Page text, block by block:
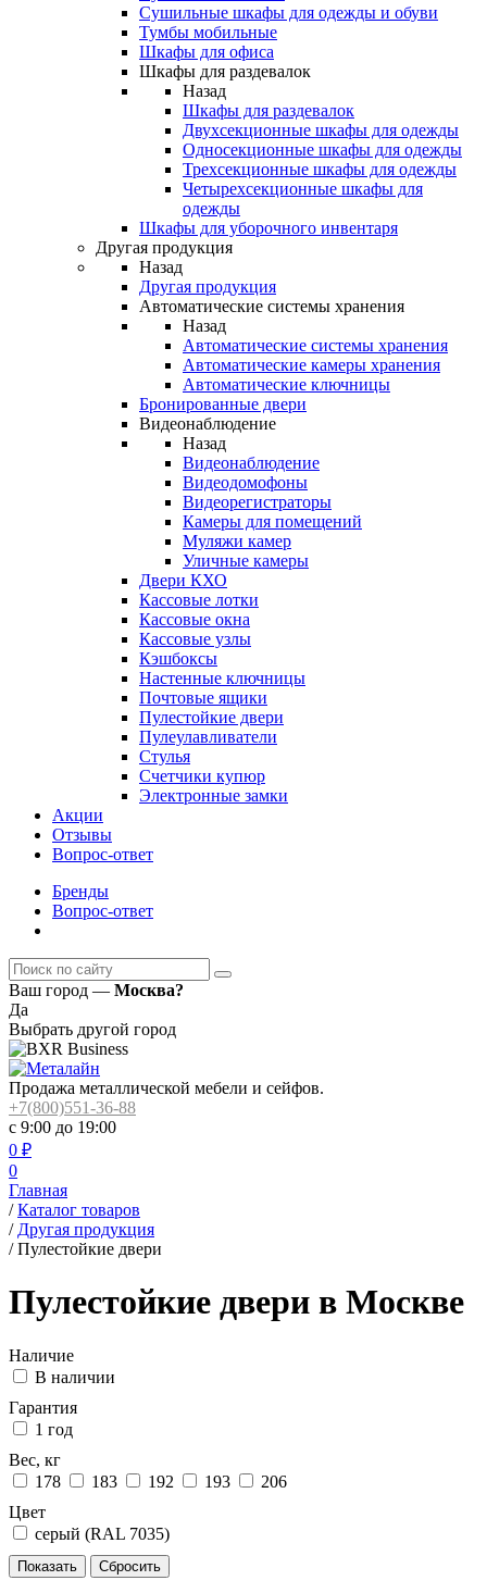
Сушильные шкафы для одежды и обуви
Тумбы мобильные
Шкафы для офиса
Шкафы для раздевалок
Назад
Шкафы для раздевалок
Двухсекционные шкафы для одежды
Односекционные шкафы для одежды
Трехсекционные шкафы для одежды
Четырехсекционные шкафы для
одежды
Шкафы для уборочного инвентаря
Другая продукция
Назад
Другая продукция
Автоматические системы хранения
Назад
Автоматические системы хранения
Автоматические камеры хранения
Автоматические ключницы
Бронированные двери
Видеонаблюдение
Назад
Видеонаблюдение
Видеодомофоны
Видеорегистраторы
Камеры для помещений
Муляжи камер
Уличные камеры
Двери КХО
Кассовые лотки
Кассовые окна
Кассовые узлы
Кэшбоксы
Настенные ключницы
Почтовые ящики
Пулестойкие двери
Пулеулавливатели
Стулья
Счетчики купюр
Электронные замки
Акции
Отзывы
Вопрос-ответ
Бренды
Вопрос-ответ
Ваш город — Москва?
Да
Выбрать другой город
Продажа металлической мебели и сейфов.
+7(800)551-36-88
с 9:00 до 19:00
0 ₽
0
Главная
/ Каталог товаров
/ Другая продукция
/ Пулестойкие двери
Пулестойкие двери в Москве
Наличие
В наличии
Гарантия
1 год
Вес, кг
178
183 192 193
206
Цвет
серый (RAL 7035)